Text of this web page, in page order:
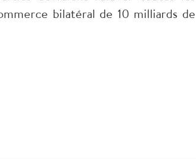
bilatéral de 10 milliards de